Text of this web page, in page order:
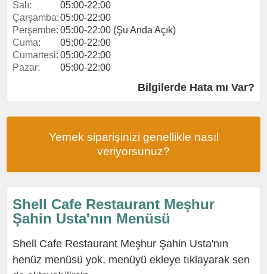
Salı:
05:00-22:00
Çarşamba:05:00-22:00
Perşembe: 05:00-22:00 (Şu Anda Açık)
Cuma:
05:00-22:00
Cumartesi: 05:00-22:00
Pazar:
05:00-22:00
Bilgilerde Hata mı Var?
Yemek siparişinizi genellikle nasıl
veriyorsunuz?
Shell Cafe Restaurant Meşhur
Şahin Usta'nın Menüsü
Shell Cafe Restaurant Meşhur Şahin Usta'nın
henüz menüsü yok, menüyü ekleye tıklayarak sen